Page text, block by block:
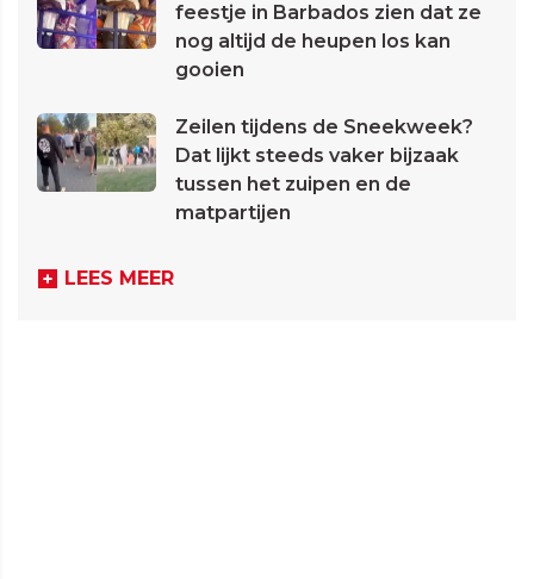
feestje in Barbados zien dat ze
nog altijd de heupen los kan
gooien
Zeilen tijdens de Sneekweek?
Dat lijkt steeds vaker bijzaak
tussen het zuipen en de
matpartijen
LEES MEER